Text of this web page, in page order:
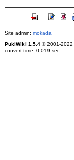
Site admin: mokada
PukiWiki 1.5.4© 2001-2022
convert time: 0.019 sec.